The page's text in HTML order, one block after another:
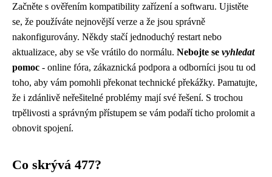
Začněte s ověřením kompatibility zařízení a softwaru. Ujistěte
se, že používáte nejnovější verze a že jsou správně
nakonfigurovány. Někdy stačí jednoduchý restart nebo
aktualizace, aby se vše vrátilo do normálu. Nebojte se vyhledat
pomoc - online fóra, zákaznická podpora a odborníci jsou tu od
toho, aby vám pomohli překonat technické překážky. Pamatujte,
že i zdánlivě neřešitelné problémy mají své řešení. S trochou
trpělivosti a správným přístupem se vám podaří ticho prolomit a
obnovit spojení.
Co skrývá 477?